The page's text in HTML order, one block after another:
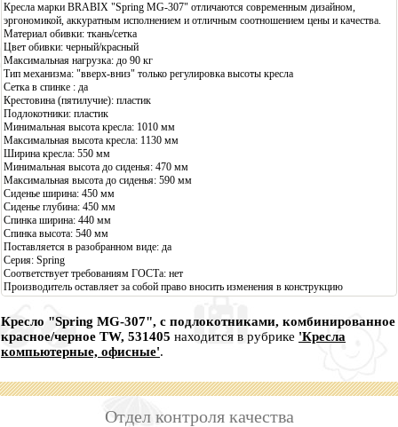
Кресла марки BRABIX "Spring MG-307" отличаются современным дизайном,
эргономикой, аккуратным исполнением и отличным соотношением цены и качества.
Материал обивки: ткань/сетка
Цвет обивки: черный/красный
Максимальная нагрузка: до 90 кг
Тип механизма: "вверх-вниз" только регулировка высоты кресла
Сетка в спинке : да
Крестовина (пятилучие): пластик
Подлокотники: пластик
Минимальная высота кресла: 1010 мм
Максимальная высота кресла: 1130 мм
Ширина кресла: 550 мм
Минимальная высота до сиденья: 470 мм
Максимальная высота до сиденья: 590 мм
Сиденье ширина: 450 мм
Сиденье глубина: 450 мм
Спинка ширина: 440 мм
Спинка высота: 540 мм
Поставляется в разобранном виде: да
Серия: Spring
Соответствует требованиям ГОСТа: нет
Производитель оставляет за собой право вносить изменения в конструкцию
Кресло "Spring MG-307", с подлокотниками, комбинированное
красное/черное TW, 531405 находится в рубрике 'Кресла
компьютерные, офисные'.
Отдел контроля качества